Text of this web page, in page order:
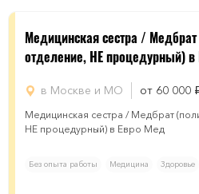
Медицинская сестра /
отделение, НЕ процедурный)
в Москве и МО от 60 000
Медицинская сестра / Медбрат
НЕ процедурный) в Евро Мед
Без опыта работы Медицина Здоровье